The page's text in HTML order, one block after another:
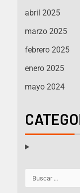
abril 2025
marzo 2025
febrero 2025
enero 2025
mayo 2024